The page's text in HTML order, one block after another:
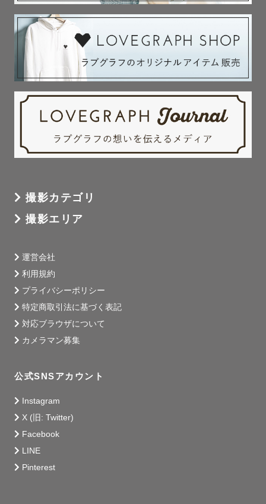
※1〚交通費〛
往復¥3,000を超えた場合は、
差額の出張費をご負担いただいております。
家族や友人から見た「はっちゃん」𓂃 𓈒 𓂃 𓈒 𓂃 𓈒 𓂃
社交的/努力家/行動力がある/優しい/聞き上手/責任感が強
ここまで読んでくださり、ありがとうございます。
お会いできる日を、心から楽しみにしています。
はっちゃん
撮影カテゴリ
撮影エリア
運営会社
利用規約
プライバシーポリシー
特定商取引法に基づく表記
対応ブラウザについて
カメラマン募集
公式SNSアカウント
Instagram
X (旧: Twitter)
Facebook
LINE
Pinterest